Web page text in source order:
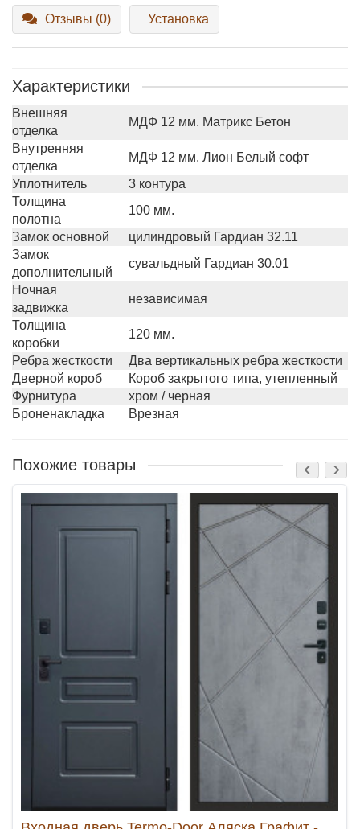
Отзывы (0) Установка
Характеристики
Внешняя
отделка
МДФ 12 мм. Матрикс Бетон
Внутренняя
отделка
МДФ 12 мм. Лион Белый софт
Уплотнитель
3 контура
Толщина
полотна
100 мм.
Замок основной
цилиндровый Гардиан 32.11
Замок
дополнительный
сувальдный Гардиан 30.01
Ночная
задвижка
независимая
Толщина
коробки
120 мм.
Ребра жесткости
Два вертикальных ребра жесткости
Дверной короб
Короб закрытого типа, утепленный
Фурнитура
хром / черная
Броненакладка
Врезная
Похожие товары